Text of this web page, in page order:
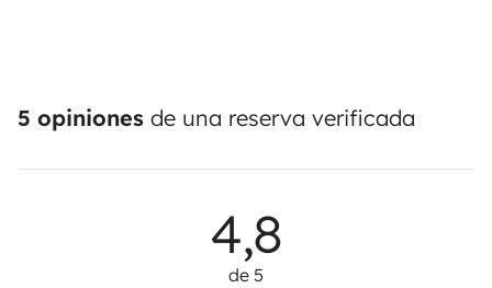
5 opiniones de una reserva verificada
4,8
de 5